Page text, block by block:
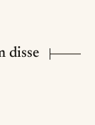
disse